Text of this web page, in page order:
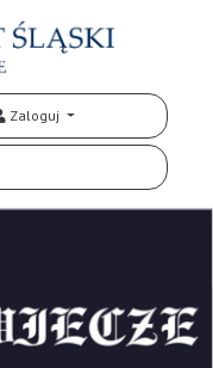
Zaloguj